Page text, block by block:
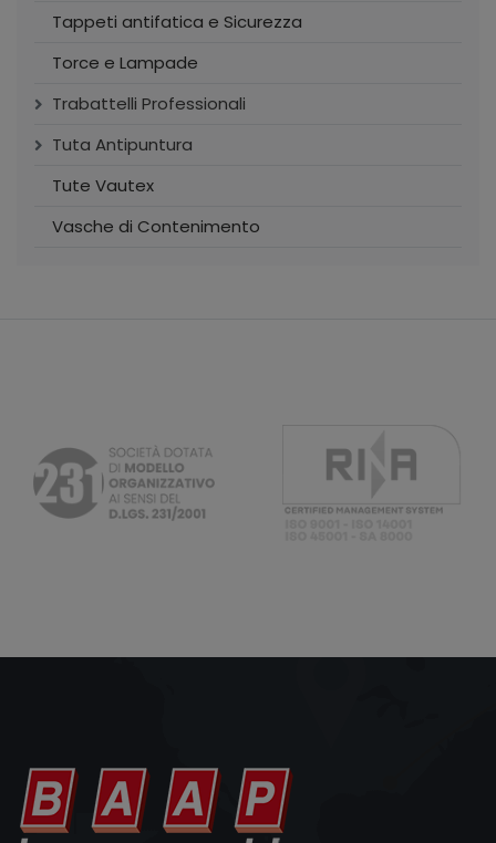
Tappeti antifatica e Sicurezza
Torce e Lampade
Trabattelli Professionali
Tuta Antipuntura
Tute Vautex
Vasche di Contenimento